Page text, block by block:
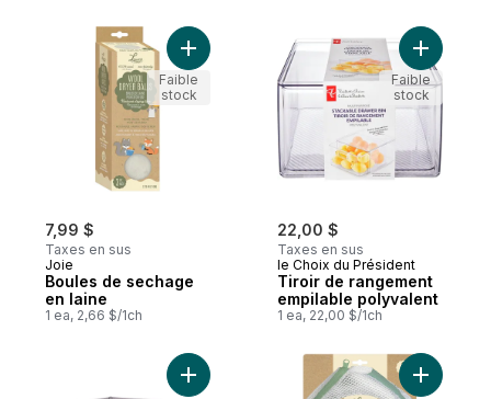
7,99 $
Taxes en sus
Joie
Boules de sechage
en laine
1 ea, 2,66 $/1ch
Ajouter Boules de sechage en laine au
Faible
stock
22,00 $
Taxes en sus
le Choix du Président
Tiroir de rangement
empilable polyvalent
1 ea, 22,00 $/1ch
Ajouter
Faible
stock
Ajouter Panier à lessive au panierAjouter